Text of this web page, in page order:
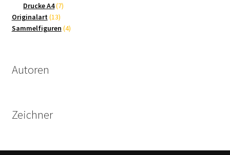
Produkte
Drucke A4 77
Originalart 1313
Produkte
Sammelfiguren 44
Autoren
Zeichner